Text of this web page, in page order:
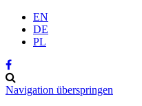
EN
DE
PL
Navigation überspringen